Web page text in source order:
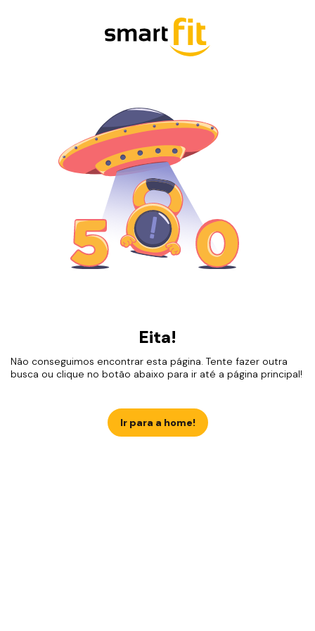
Eita!
Não conseguimos encontrar esta página. Tente fazer outra
busca ou clique no botão abaixo para ir até a página principal!
Ir para a home!